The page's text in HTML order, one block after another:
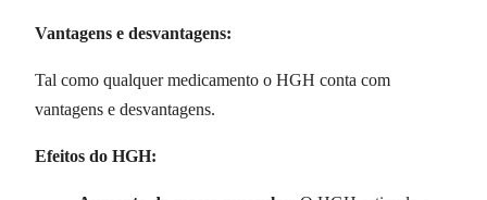
Vantagens e desvantagens:
Tal como qualquer medicamento o HGH conta com
vantagens e desvantagens.
Efeitos do HGH: